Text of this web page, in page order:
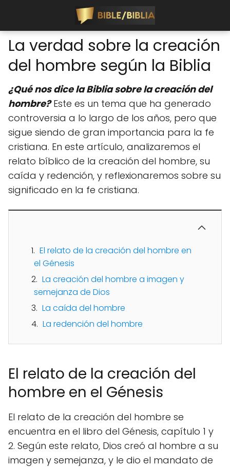
La verdad sobre la creación
del hombre según la Biblia
¿Qué nos dice la Biblia sobre la creación del
hombre?Este es un tema que ha generado
controversia a lo largo de los años, pero que
sigue siendo de gran importancia para la fe
cristiana. En este artículo, analizaremos el
relato bíblico de la creación del hombre, su
caída y redención, y reflexionaremos sobre su
significado en la fe cristiana.
El relato de la creación del hombre en
el Génesis
La creación del hombre a imagen y
semejanza de Dios
La caída del hombre
La redención del hombre
El relato de la creación del
hombre en el Génesis
El relato de la creación del hombre se
encuentra en el libro del Génesis, capítulo 1 y
2. Según este relato, Dios creó al hombre a su
imagen y semejanza, y le dio el mandato de